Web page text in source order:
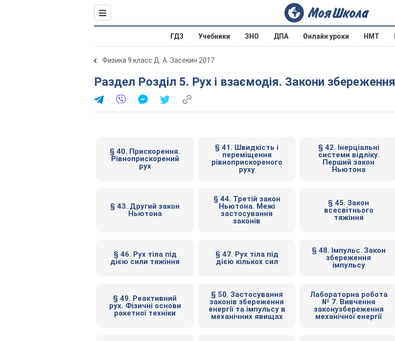
ГДЗ Учебники ЗНО ДПА Онлайн уроки НМТ
Физика 9 класс Д. А. Засекин 2017
Раздел Розділ 5. Рух і взаємодія. Закони збереження
§ 40. Прискорення.
Рівноприскорений
рух
§ 41. Швидкість і
переміщення
рівноприскореного
руху
§ 42. Інерціальні
системи відліку.
Перший закон
Ньютона
§ 43. Другий закон
Ньютона
§ 44. Третій закон
Ньютона. Межі
застосування
законів
§ 45. Закон
всесвітнього
тяжіння
§ 46. Рух тіла під
дією сили тяжіння
§ 47. Рух тіла під
дією кількох сил
§ 48. Імпульс. Закон
збереження
імпульсу
§ 49. Реактивний
рух. Фізичні основи
ракетної техніки
§ 50. Застосування
законів збереження
енергії та імпульсу в
механічних явищах
Лабораторна робота
№ 7. Вивчення
законузбереження
механічної енергії